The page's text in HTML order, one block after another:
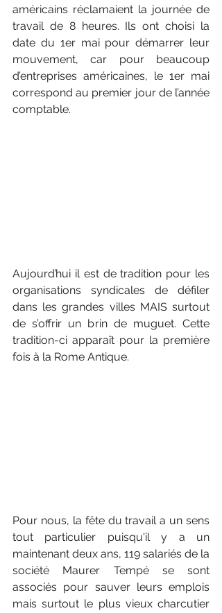
américains réclamaient la journée de
travail de 8 heures. Ils ont choisi la
date du 1er mai pour démarrer leur
mouvement, car pour beaucoup
d’entreprises américaines, le 1er mai
correspond au premier jour de l’année
comptable.
Aujourd’hui il est de tradition pour les
organisations syndicales de défiler
dans les grandes villes MAIS surtout
de s’offrir un brin de muguet. Cette
tradition-ci apparaît pour la première
fois à la Rome Antique.
Pour nous, la fête du travail a un sens
tout particulier puisqu'il y a un
maintenant deux ans, 119 salariés de la
société Maurer Tempé se sont
associés pour sauver leurs emplois
mais surtout le plus vieux charcutier